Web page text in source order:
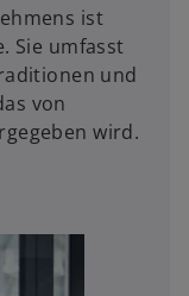
ist
Sie umfasst
und
von
wird.